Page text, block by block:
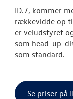
ID.7, kommer
rækkevidde op
er veludstyret
som head-up-
som standard.
Se priser på